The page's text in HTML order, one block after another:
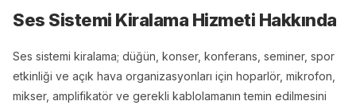
Ses Sistemi Kiralama Hizmeti Hakkında
Ses sistemi kiralama; düğün, konser, konferans, seminer, spor
etkinliği ve açık hava organizasyonları için hoparlör, mikrofon,
mikser, amplifikatör ve gerekli kablolamanın temin edilmesini